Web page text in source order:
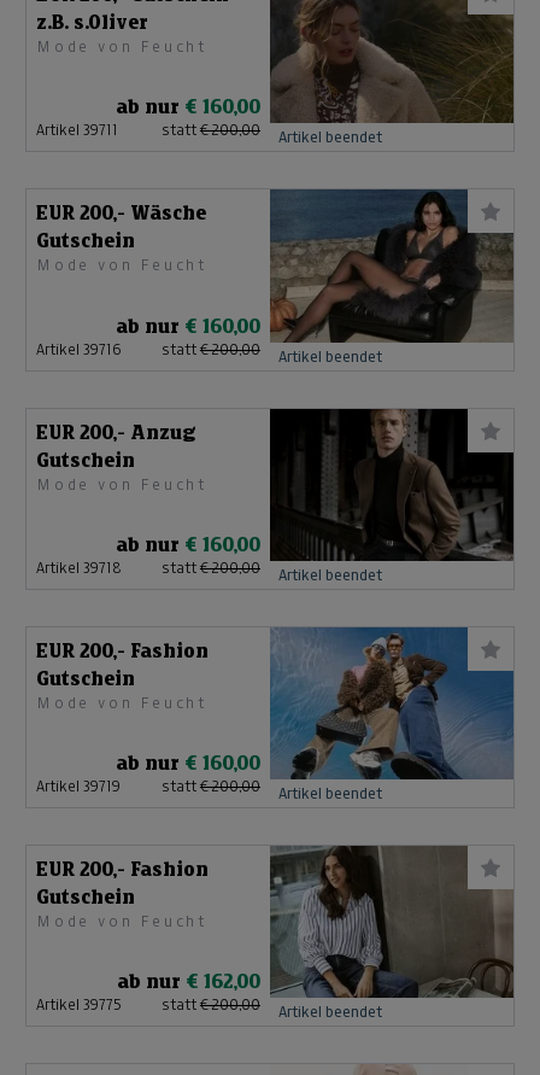
z.B. s.Oliver
Mode von Feucht
ab nur € 160,00
Artikel 39711 statt € 200,00 Artikel beendet
EUR 200,- Wäsche
Gutschein
Mode von Feucht
ab nur € 160,00
Artikel 39716 statt € 200,00 Artikel beendet
EUR 200,- Anzug
Gutschein
Mode von Feucht
ab nur € 160,00
Artikel 39718 statt € 200,00 Artikel beendet
EUR 200,- Fashion
Gutschein
Mode von Feucht
ab nur € 160,00
Artikel 39719 statt € 200,00 Artikel beendet
EUR 200,- Fashion
Gutschein
Mode von Feucht
ab nur € 162,00
Artikel 39775 statt € 200,00 Artikel beendet